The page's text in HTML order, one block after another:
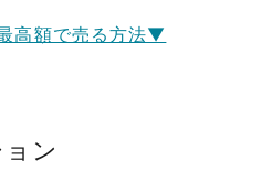
高額で売る方法▼
ン